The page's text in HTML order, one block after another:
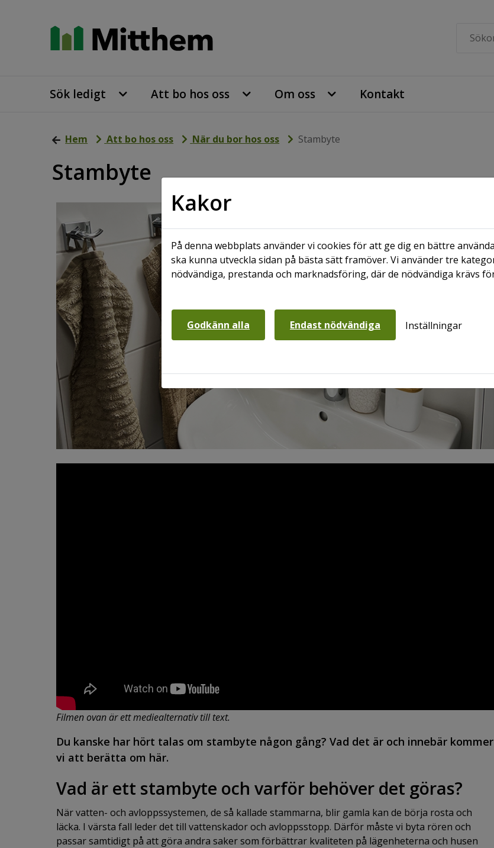
Sök ledigt Att bo hos oss Om oss Kontakt
Hem Att bo hos oss När du bor hos oss Stambyte
Stambyte
Filmen ovan är ett mediealternativ till text.
Du kanske har hört talas om stambyte någon gång? Vad det är och innebär kommer
vi att berätta om här.
Vad är ett stambyte och varför behöver det göras?
När vatten- och avloppssystemen, de så kallade stammarna, blir gamla kan de börja rosta och
läcka. I värsta fall leder det till vattenskador och avloppsstopp. Därför måste vi byta rören och
passar samtidigt på att göra andra saker som förbättrar kvaliteten på lägenheterna och husen
Kakor
På denna webbplats använder vi cookies för att ge dig en bättre
ska kunna utveckla sidan på bästa sätt framöver. Vi använder tre
nödvändiga, prestanda och marknadsföring, där de nödvändiga krävs
Godkänn alla Endast nödvändiga Inställningar